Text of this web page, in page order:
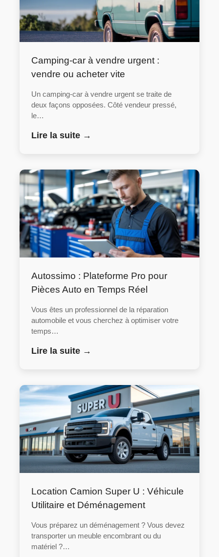
Camping-car à vendre urgent :
vendre ou acheter vite
Un camping-car à vendre urgent se traite de
deux façons opposées. Côté vendeur pressé,
le…
Lire la suite →
Autossimo : Plateforme Pro pour
Pièces Auto en Temps Réel
Vous êtes un professionnel de la réparation
automobile et vous cherchez à optimiser votre
temps…
Lire la suite →
Location Camion Super U : Véhicule
Utilitaire et Déménagement
Vous préparez un déménagement ? Vous devez
transporter un meuble encombrant ou du
matériel ?…